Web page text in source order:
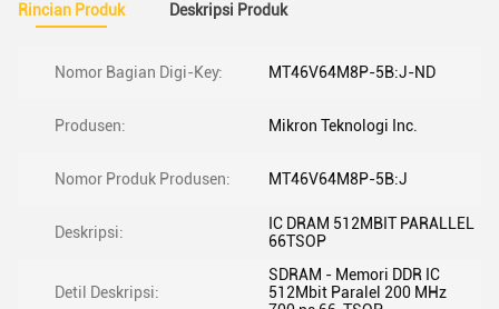
Rincian Produk Deskripsi Produk
Nomor Bagian Digi-Key: MT46V64M8P-5B:J-ND
Produsen: Mikron Teknologi Inc.
Nomor Produk Produsen: MT46V64M8P-5B:J
Deskripsi:
IC DRAM 512MBIT PARALLEL
66TSOP
Detil Deskripsi:
SDRAM - Memori DDR IC
512Mbit Paralel 200 MHz